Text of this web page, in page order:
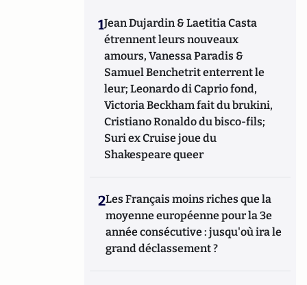
1Jean Dujardin & Laetitia Casta
étrennent leurs nouveaux
amours, Vanessa Paradis &
Samuel Benchetrit enterrent le
leur; Leonardo di Caprio fond,
Victoria Beckham fait du brukini,
Cristiano Ronaldo du bisco-fils;
Suri ex Cruise joue du
Shakespeare queer
2Les Français moins riches que la
moyenne européenne pour la 3e
année consécutive : jusqu'où ira le
grand déclassement ?